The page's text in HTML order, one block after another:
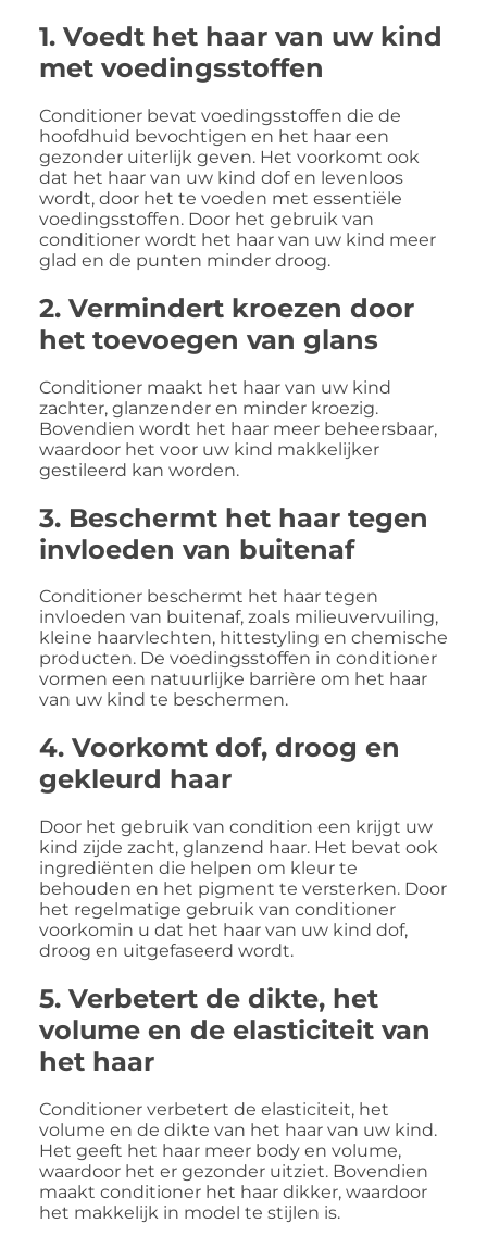
1. Voedt het haar van uw kind
met voedingsstoffen
Conditioner bevat voedingsstoffen die de
hoofdhuid bevochtigen en het haar een
gezonder uiterlijk geven. Het voorkomt ook
dat het haar van uw kind dof en levenloos
wordt, door het te voeden met essentiële
voedingsstoffen. Door het gebruik van
conditioner wordt het haar van uw kind meer
glad en de punten minder droog.
2. Vermindert kroezen door
het toevoegen van glans
Conditioner maakt het haar van uw kind
zachter, glanzender en minder kroezig.
Bovendien wordt het haar meer beheersbaar,
waardoor het voor uw kind makkelijker
gestileerd kan worden.
3. Beschermt het haar tegen
invloeden van buitenaf
Conditioner beschermt het haar tegen
invloeden van buitenaf, zoals milieuvervuiling,
kleine haarvlechten, hittestyling en chemische
producten. De voedingsstoffen in conditioner
vormen een natuurlijke barrière om het haar
van uw kind te beschermen.
4. Voorkomt dof, droog en
gekleurd haar
Door het gebruik van condition een krijgt uw
kind zijde zacht, glanzend haar. Het bevat ook
ingrediënten die helpen om kleur te
behouden en het pigment te versterken. Door
het regelmatige gebruik van conditioner
voorkomin u dat het haar van uw kind dof,
droog en uitgefaseerd wordt.
5. Verbetert de dikte, het
volume en de elasticiteit van
het haar
Conditioner verbetert de elasticiteit, het
volume en de dikte van het haar van uw kind.
Het geeft het haar meer body en volume,
waardoor het er gezonder uitziet. Bovendien
maakt conditioner het haar dikker, waardoor
het makkelijk in model te stijlen is.